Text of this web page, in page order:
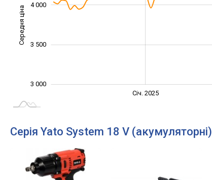
Середня ціна
3 000
4 000
3 500
Січ. 2025
Серія Yato System 18 V (акумуляторні)